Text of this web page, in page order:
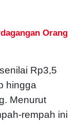
Orang
Rp3,5
hingga
Menurut
rempah ini